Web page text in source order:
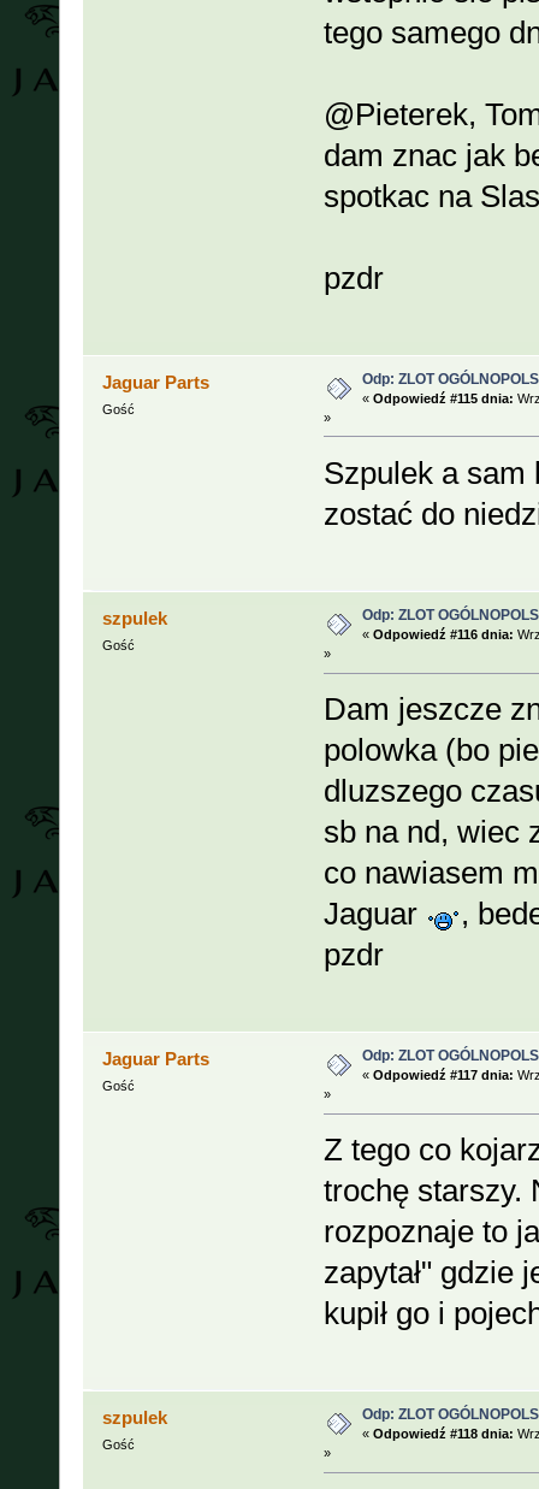
tego samego
@Pieterek,
dam znac jak
spotkac na
pzdr
Jaguar Parts
Gość
Odp: ZLOT
« Odpowiedź #115 dnia:
»
Szpulek a sam
zostać do
szpulek
Gość
Odp: ZLOT
« Odpowiedź #116 dnia:
»
Dam jeszcze
polowka (bo
dluzszego
sb na nd, wiec
co nawiasem
Jaguar
,
pzdr
Jaguar Parts
Gość
Odp: ZLOT
« Odpowiedź #117 dnia:
»
Z tego co
trochę starszy.
rozpoznaje to
zapytał" gdzie
kupił go i
szpulek
Gość
Odp: ZLOT
« Odpowiedź #118 dnia:
»